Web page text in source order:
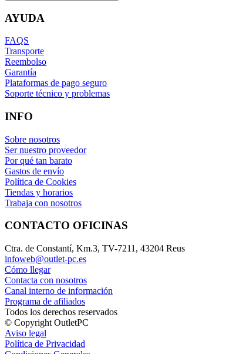
AYUDA
FAQS
Transporte
Reembolso
Garantía
Plataformas de pago seguro
Soporte técnico y problemas
INFO
Sobre nosotros
Ser nuestro proveedor
Por qué tan barato
Gastos de envío
Política de Cookies
Tiendas y horarios
Trabaja con nosotros
CONTACTO OFICINAS
Ctra. de Constantí, Km.3, TV-7211, 43204 Reus
infoweb@outlet-pc.es
Cómo llegar
Contacta con nosotros
Canal interno de información
Programa de afiliados
Todos los derechos reservados
© Copyright OutletPC
Aviso legal
Política de Privacidad